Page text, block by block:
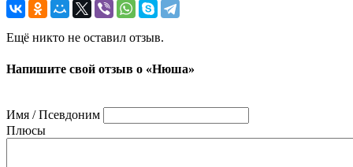
Ещё никто не оставил отзыв.
Напишите свой отзыв о «Нюша»
Имя / Псевдоним
Плюсы